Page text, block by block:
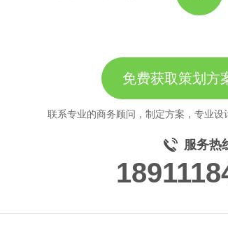
免费获取策划方
联系专业的商务顾问，制定方案，专业
服务热